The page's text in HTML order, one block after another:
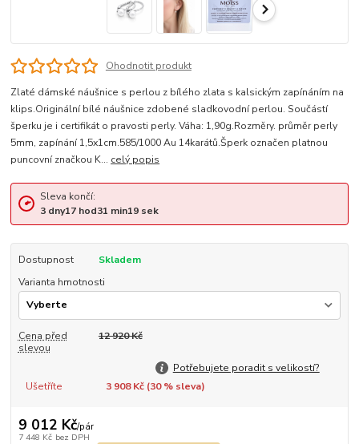
Ohodnotit produkt
Zlaté dámské náušnice s perlou z bílého zlata s kalsickým zapínáním na
klips.Originální bílé náušnice zdobené sladkovodní perlou. Součástí
šperku je i certifikát o pravosti perly. Váha: 1,90g.Rozměry. průměr perly
5mm, zapínání 1,5x1cm.585/1000 Au 14karátů.Šperk označen platnou
puncovní značkou K... celý popis
Sleva končí:
3 dny17hod31 min19sek
Dostupnost
Skladem
Varianta hmotnosti
Cena před
slevou
12 920 Kč
Potřebujete poradit s velikostí?
Ušetříte
3 908 Kč (30% sleva)
9 012 Kč/pár
7 448 Kč bez DPH